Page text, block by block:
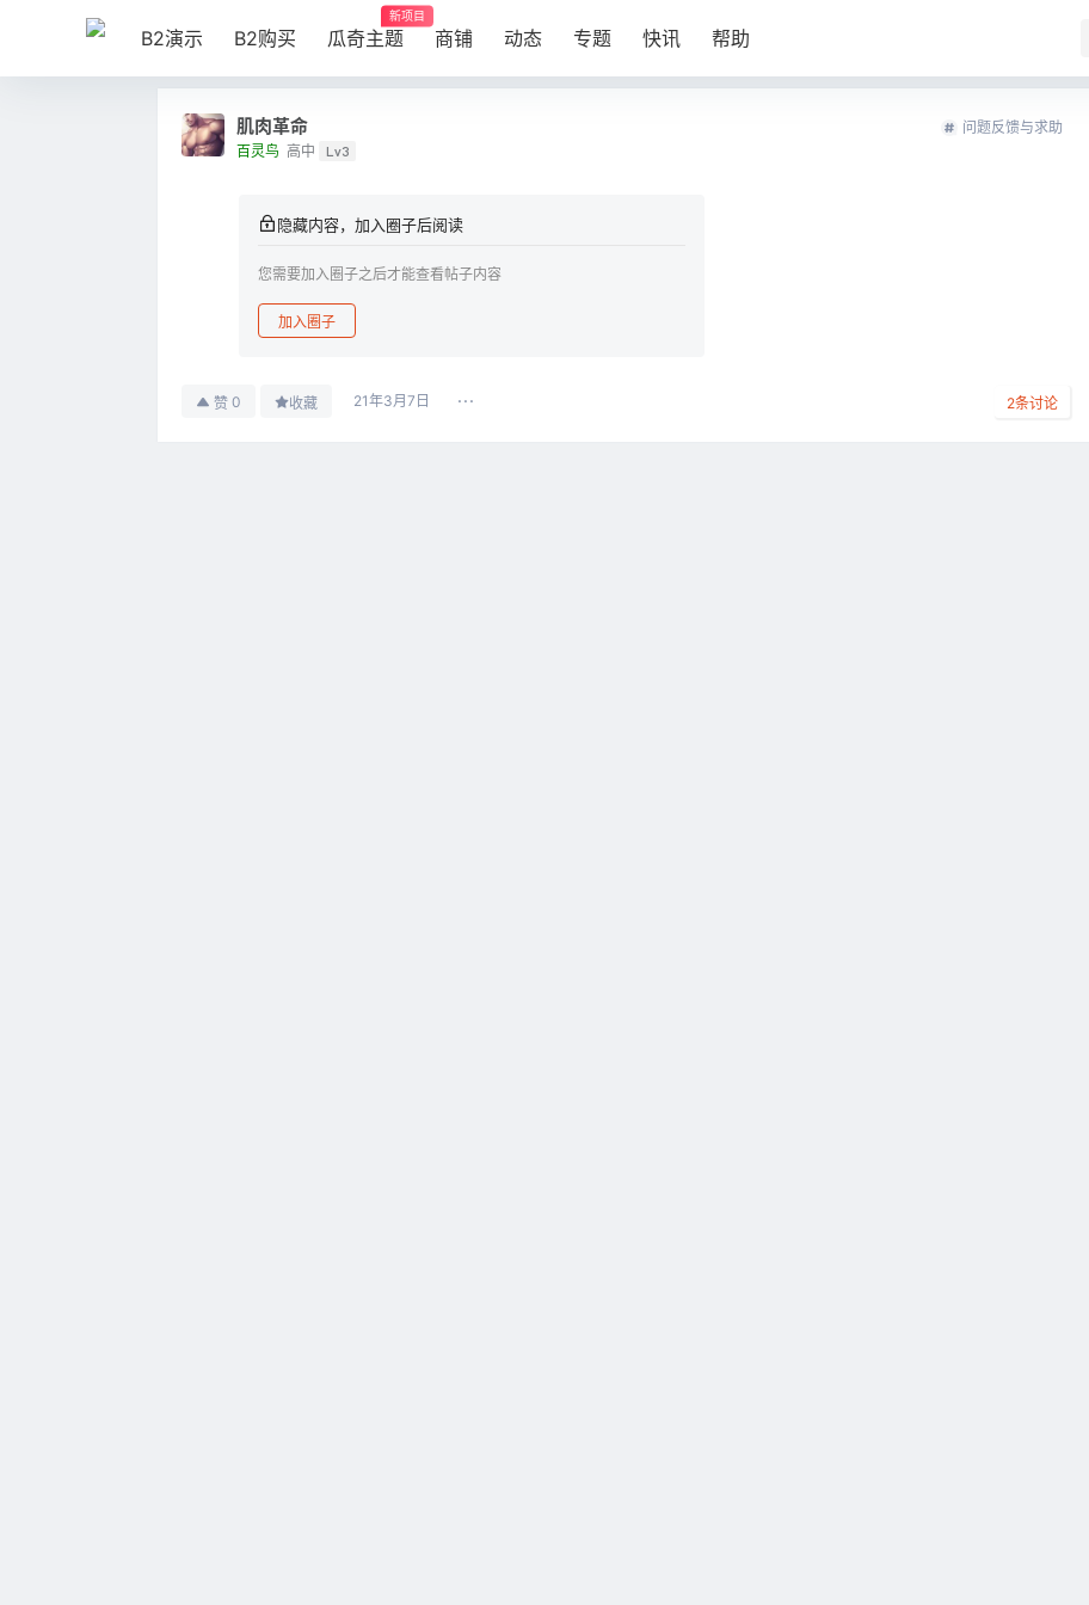
B2演示 B2购买 瓜奇主题
新项目
商铺 动态 专题 快讯 帮助
肌肉革命
百灵鸟 高中 Lv3
问题反馈与求助
隐藏内容，加入圈子后阅读
您需要加入圈子之后才能查看帖子内容
加入圈子
赞 0 收藏 21年3月7日 2条讨论